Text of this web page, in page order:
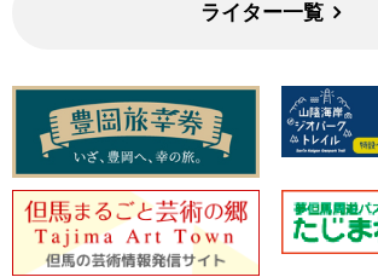
ライター一覧